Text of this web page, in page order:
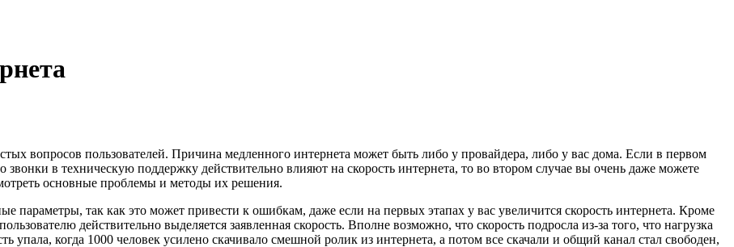
вопросов пользователей. Причина медленного интернета может быть либо у провайдера, либо у вас дома. Если в первом
звонки в техническую поддержку действительно влияют на скорость интернета, то во втором случае вы очень даже можете
основные проблемы и методы их решения.
параметры, так как это может привести к ошибкам, даже если на первых этапах у вас увеличится скорость интернета. Кроме
действительно выделяется заявленная скорость. Вполне возможно, что скорость подросла из-за того, что нагрузка
упала, когда 1000 человек усилено скачивало смешной ролик из интернета, а потом все скачали и общий канал стал свободен,